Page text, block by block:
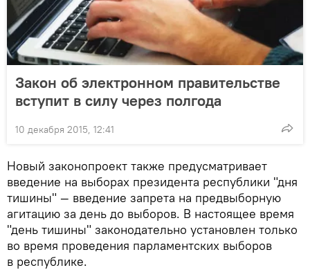
Закон об электронном правительстве
вступит в силу через полгода
10 декабря 2015, 12:41
Новый законопроект также предусматривает
введение на выборах президента республики "дня
тишины" — введение запрета на предвыборную
агитацию за день до выборов. В настоящее время
"день тишины" законодательно установлен только
во время проведения парламентских выборов
в республике.